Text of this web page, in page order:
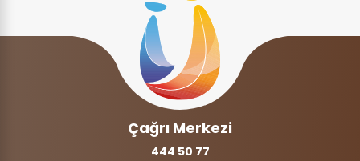
Çağrı Merkezi
444 50 77